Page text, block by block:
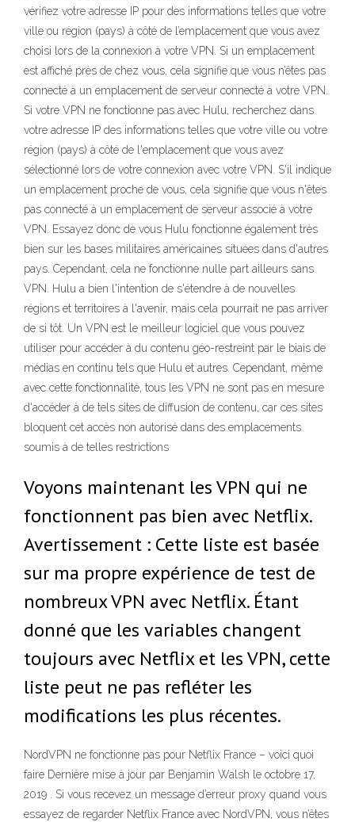
vérifiez votre adresse IP pour des informations telles que votre
ville ou région (pays) à côté de l’emplacement que vous avez
choisi lors de la connexion à votre VPN. Si un emplacement
est affiché près de chez vous, cela signifie que vous n’êtes pas
connecté à un emplacement de serveur connecté à votre VPN.
Si votre VPN ne fonctionne pas avec Hulu, recherchez dans
votre adresse IP des informations telles que votre ville ou votre
région (pays) à côté de l'emplacement que vous avez
sélectionné lors de votre connexion avec votre VPN. S'il indique
un emplacement proche de vous, cela signifie que vous n'êtes
pas connecté à un emplacement de serveur associé à votre
VPN. Essayez donc de vous Hulu fonctionne également très
bien sur les bases militaires américaines situées dans d'autres
pays. Cependant, cela ne fonctionne nulle part ailleurs sans
VPN. Hulu a bien l'intention de s'étendre à de nouvelles
régions et territoires à l'avenir, mais cela pourrait ne pas arriver
de si tôt. Un VPN est le meilleur logiciel que vous pouvez
utiliser pour accéder à du contenu géo-restreint par le biais de
médias en continu tels que Hulu et autres. Cependant, même
avec cette fonctionnalité, tous les VPN ne sont pas en mesure
d'accéder à de tels sites de diffusion de contenu, car ces sites
bloquent cet accès non autorisé dans des emplacements
soumis à de telles restrictions
Voyons maintenant les VPN qui ne
fonctionnent pas bien avec Netflix.
Avertissement : Cette liste est basée
sur ma propre expérience de test de
nombreux VPN avec Netflix. Étant
donné que les variables changent
toujours avec Netflix et les VPN, cette
liste peut ne pas refléter les
modifications les plus récentes.
NordVPN ne fonctionne pas pour Netflix France – voici quoi
faire Dernière mise à jour par Benjamin Walsh le octobre 17,
2019 . Si vous recevez un message d’erreur proxy quand vous
essayez de regarder Netflix France avec NordVPN, vous n’êtes